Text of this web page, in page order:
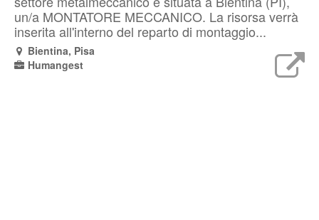
un/a MONTATORE MECCANICO. La risorsa verrà
inserita all'interno del reparto di montaggio...
Bientina, Pisa
Humangest